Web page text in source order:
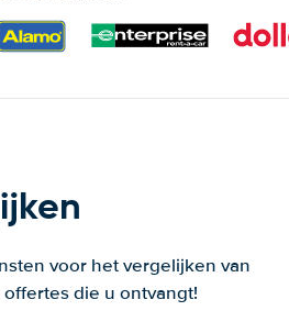
voor het vergelijken van
die u ontvangt!